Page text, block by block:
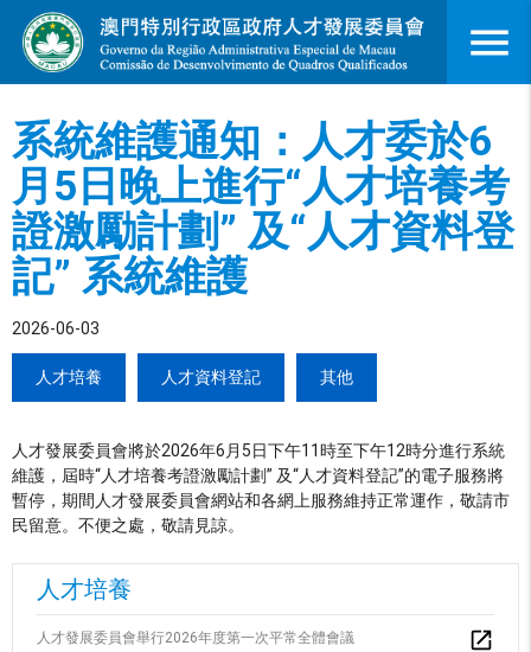
menu
系統維護通知：人才委於6
月5日晚上進行“人才培養考
證激勵計劃” 及“人才資料登
記” 系統維護
2026-06-03
人才培養 人才資料登記 其他
人才發展委員會將於2026年6月5日下午11時至下午12時分進行系統
維護，屆時“人才培養考證激勵計劃” 及“人才資料登記”的電子服務將
暫停，期間人才發展委員會網站和各網上服務維持正常運作，敬請市
民留意。不便之處，敬請見諒。
人才培養
人才發展委員會舉行2026年度第一次平常全體會議